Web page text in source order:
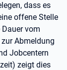
dass es
offene Stelle
vom
Abmeldung
Jobcentern
zeigt dies